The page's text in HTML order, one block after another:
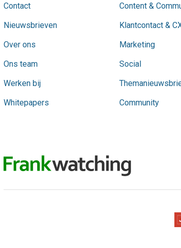
Contact
Nieuwsbrieven
Over ons
Ons team
Werken bij
Whitepapers
Content &
Klantcontact &
Marketing
Social
Community